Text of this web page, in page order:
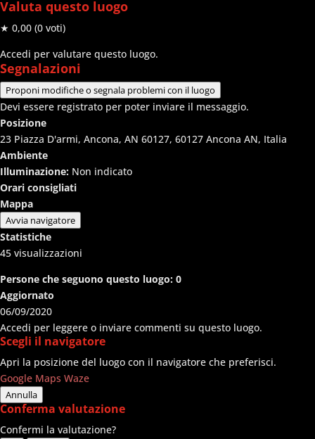
Valuta questo luogo
★ 0,00 (0 voti)
Accedi per valutare questo luogo.
Segnalazioni
Proponi modifiche o segnala problemi con il luogo
Devi essere registrato per poter inviare il messaggio.
Posizione
23 Piazza D'armi, Ancona, AN 60127, 60127 Ancona AN, Italia
Ambiente
Illuminazione: Non indicato
Orari consigliati
Mappa
Avvia navigatore
Statistiche
45 visualizzazioni
Persone che seguono questo luogo: 0
Aggiornato
06/09/2020
Accedi per leggere o inviare commenti su questo luogo.
Scegli il navigatore
Apri la posizione del luogo con il navigatore che preferisci.
Google Maps Waze
Annulla
Conferma valutazione
Confermi la valutazione?